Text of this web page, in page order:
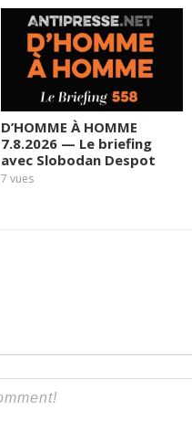
D’HOMME À HOMME
7.8.2026 — Le briefing
avec Slobodan Despot
7 vues